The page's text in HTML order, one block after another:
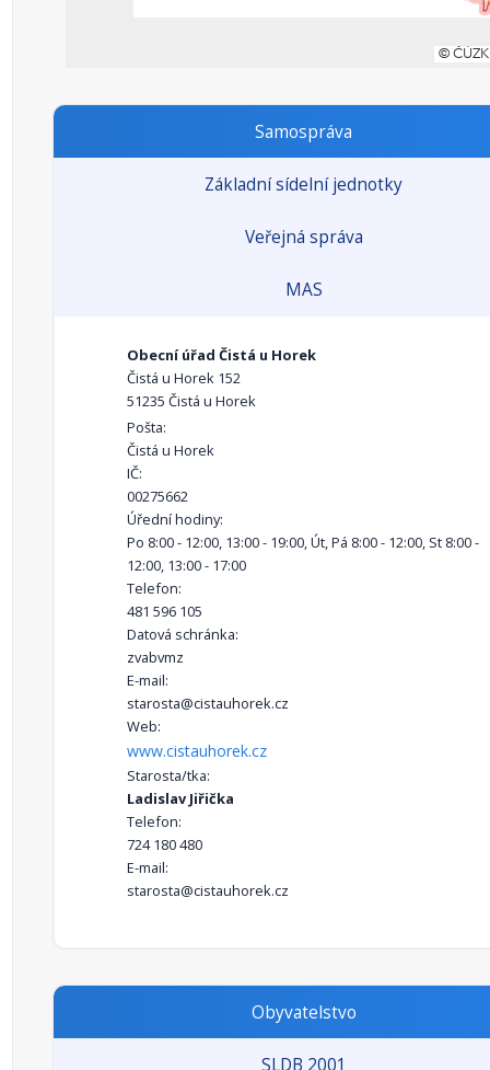
Samospráva
Základní sídelní jednotky
Veřejná správa
MAS
Obecní úřad Čistá u Horek
Čistá u Horek 152
51235 Čistá u Horek
Pošta:
Čistá u Horek
IČ:
00275662
Úřední hodiny:
Po 8:00 - 12:00, 13:00 - 19:00, Út, Pá 8:00 - 12:00, St 8:00 -
12:00, 13:00 - 17:00
Telefon:
481 596 105
Datová schránka:
zvabvmz
E-mail:
starosta@cistauhorek.cz
Web:
www.cistauhorek.cz
Starosta/tka:
Ladislav Jiřička
Telefon:
724 180 480
E-mail:
starosta@cistauhorek.cz
Obyvatelstvo
SLDB 2001